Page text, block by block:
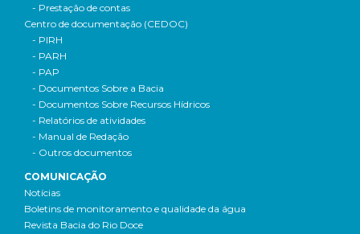
- Prestação de contas
Centro de documentação (CEDOC)
- PIRH
- PARH
- PAP
- Documentos Sobre a Bacia
- Documentos Sobre Recursos Hídricos
- Relatórios de atividades
- Manual de Redação
- Outros documentos
COMUNICAÇÃO
Notícias
Boletins de monitoramento e qualidade da água
Revista Bacia do Rio Doce